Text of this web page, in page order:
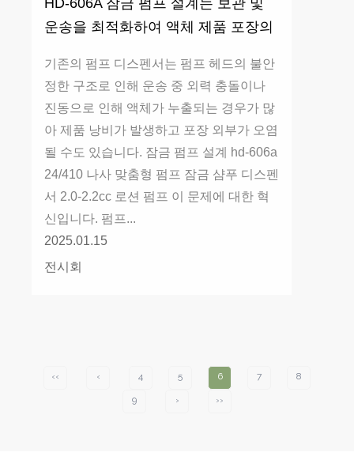
운송을 최적화하여 액체 제품 포장의
기존의 펌프 디스펜서는 펌프 헤드의 불안
정한 구조로 인해 운송 중 외력 충돌이나
진동으로 인해 액체가 누출되는 경우가 많
아 제품 낭비가 발생하고 포장 외부가 오염
될 수도 있습니다. 잠금 펌프 설계 hd-606a
24/410 나사 맞춤형 펌프 잠금 샴푸 디스펜
서 2.0-2.2cc 로션 펌프 이 문제에 대한 혁
신입니다. 펌프...
2025.01.15
전시회
‹‹ ‹ 4 5 6 7 8
9 › ››